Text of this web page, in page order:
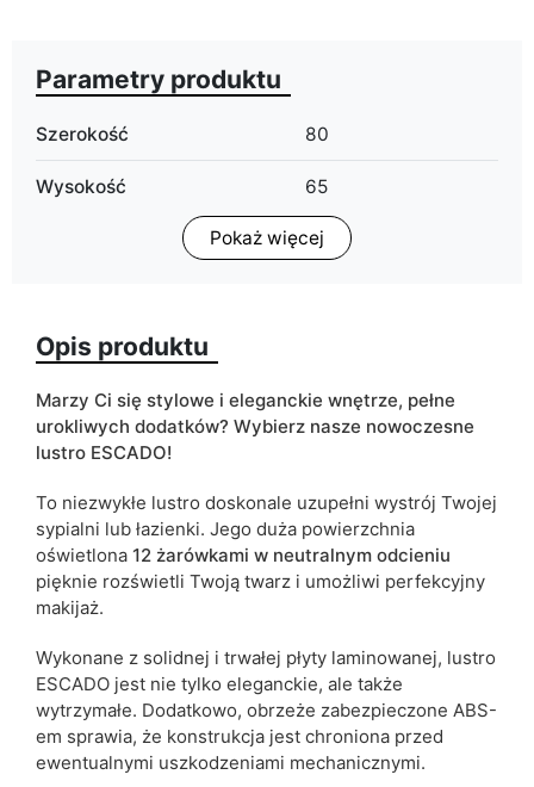
Parametry produktu
Szerokość 80
Wysokość 65
10
Kolorystyka
ean13 5905723909485
Ze względu na proces produkcyjny i właściwości materiałów,
możliwe są tolerancje wymiarowe na poziomie +/- 2–3 cm.
Pokaż więcej
Opis produktu
Marzy Ci się stylowe i eleganckie wnętrze, pełne
urokliwych dodatków? Wybierz nasze nowoczesne
lustro ESCADO!
To niezwykłe lustro doskonale uzupełni wystrój Twojej
sypialni lub łazienki. Jego duża powierzchnia
oświetlona 12 żarówkami w neutralnym odcieniu
pięknie rozświetli Twoją twarz i umożliwi perfekcyjny
makijaż.
Wykonane z solidnej i trwałej płyty laminowanej, lustro
ESCADO jest nie tylko eleganckie, ale także
wytrzymałe. Dodatkowo, obrzeże zabezpieczone ABS-
em sprawia, że konstrukcja jest chroniona przed
ewentualnymi uszkodzeniami mechanicznymi.